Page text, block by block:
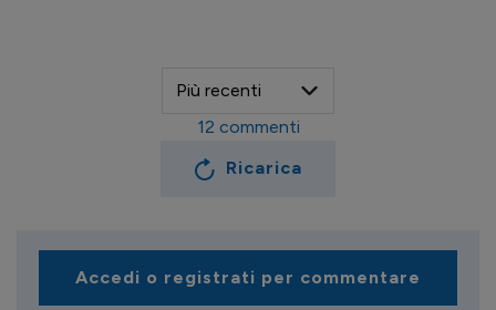
Ricarica
12 commenti
Accedi o registrati per commentare